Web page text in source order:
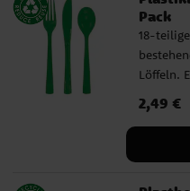
Pack
18-
Löffeln.
Anlässe,
Enthält
Preis :
2,49 €